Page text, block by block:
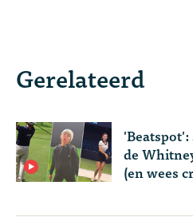
Gerelateerd
de
(en wees